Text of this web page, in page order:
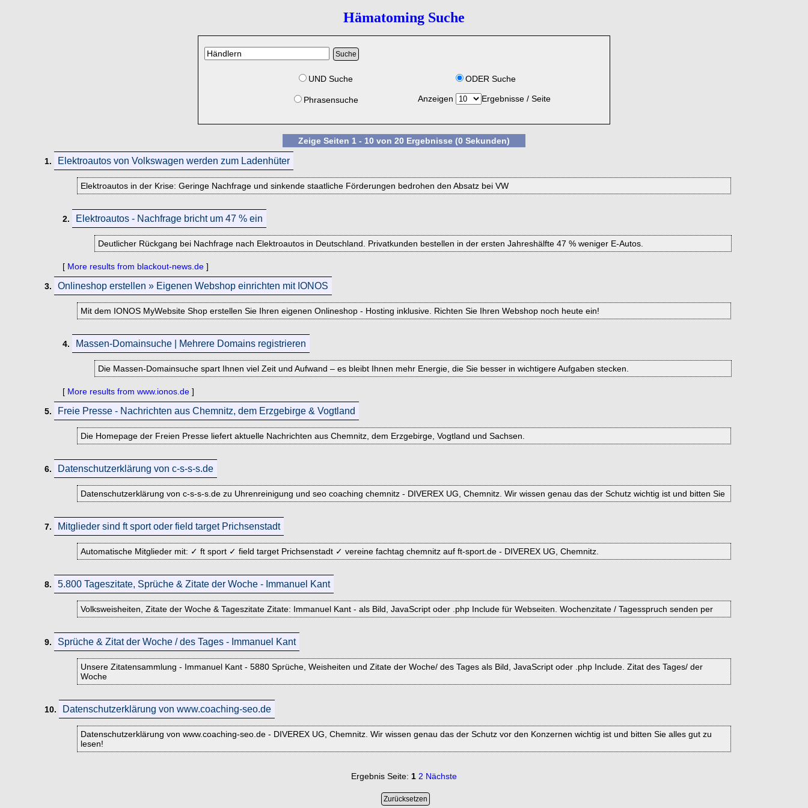
Hämatoming Suche
UND Suche
Phrasensuche
ODER Suche
Anzeigen Ergebnisse / Seite
Zeige Seiten 1 - 10 von 20 Ergebnisse (0 Sekunden)
1. Elektroautos von Volkswagen werden zum Ladenhüter
Elektroautos in der Krise: Geringe Nachfrage und sinkende staatliche Förderungen bedrohen den Absatz bei VW
2. Elektroautos - Nachfrage bricht um 47 % ein
Deutlicher Rückgang bei Nachfrage nach Elektroautos in Deutschland. Privatkunden bestellen in der ersten Jahreshälfte 47 % weniger E-Autos.
[ More results from blackout-news.de ]
3. Onlineshop erstellen » Eigenen Webshop einrichten mit IONOS
Mit dem IONOS MyWebsite Shop erstellen Sie Ihren eigenen Onlineshop - Hosting inklusive. Richten Sie Ihren Webshop noch heute ein!
4. Massen-Domainsuche | Mehrere Domains registrieren
Die Massen-Domainsuche spart Ihnen viel Zeit und Aufwand – es bleibt Ihnen mehr Energie, die Sie besser in wichtigere Aufgaben stecken.
[ More results from www.ionos.de ]
5. Freie Presse - Nachrichten aus Chemnitz, dem Erzgebirge & Vogtland
Die Homepage der Freien Presse liefert aktuelle Nachrichten aus Chemnitz, dem Erzgebirge, Vogtland und Sachsen.
6. Datenschutzerklärung von c-s-s-s.de
Datenschutzerklärung von c-s-s-s.de zu Uhrenreinigung und seo coaching chemnitz - DIVEREX UG, Chemnitz. Wir wissen genau das der Schutz wichtig ist und bitten Sie
7. Mitglieder sind ft sport oder field target Prichsenstadt
Automatische Mitglieder mit: ✓ ft sport ✓ field target Prichsenstadt ✓ vereine fachtag chemnitz auf ft-sport.de - DIVEREX UG, Chemnitz.
8. 5.800 Tageszitate, Sprüche & Zitate der Woche - Immanuel Kant
Volksweisheiten, Zitate der Woche & Tageszitate Zitate: Immanuel Kant - als Bild, JavaScript oder .php Include für Webseiten. Wochenzitate / Tagesspruch senden per
9. Sprüche & Zitat der Woche / des Tages - Immanuel Kant
Unsere Zitatensammlung - Immanuel Kant - 5880 Sprüche, Weisheiten und Zitate der Woche/ des Tages als Bild, JavaScript oder .php Include. Zitat des Tages/ der
Woche
10. Datenschutzerklärung von www.coaching-seo.de
Datenschutzerklärung von www.coaching-seo.de - DIVEREX UG, Chemnitz. Wir wissen genau das der Schutz vor den Konzernen wichtig ist und bitten Sie alles gut zu
lesen!
Ergebnis Seite: 1 2 Nächste